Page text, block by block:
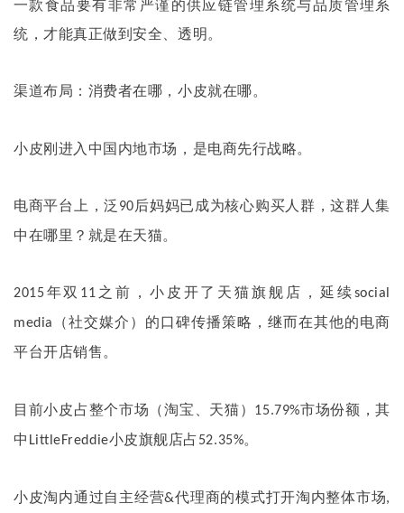
一款食品要有非常严谨的供应链管理系统与品质管理系
统，才能真正做到安全、透明。
渠道布局：消费者在哪，小皮就在哪。
小皮刚进入中国内地市场，是电商先行战略。
电商平台上，泛 90后妈妈已成为核心购买人群，这群人集
中在哪里？就是在天猫。
2015年双 11 之前，小皮开了天猫旗舰店，延续social
media
（社交媒介）的口碑传播策略，继而在其他的电商
平台开店销售。
目前小皮占整个市场（淘宝、天猫） 15.79%市场份额，其
中 LittleFreddie小皮旗舰店占52.35%。
小皮淘内通过自主经营&代理商的模式打开淘内整体市场,